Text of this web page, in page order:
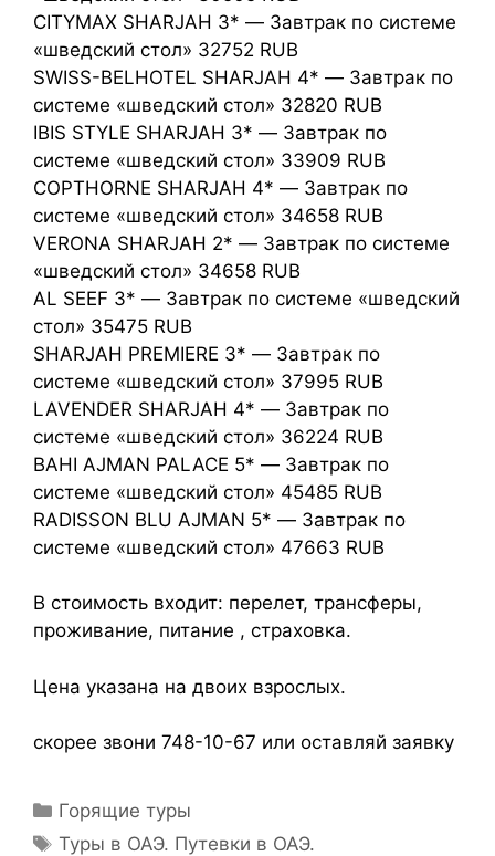
CITYMAX SHARJAH 3* — Завтрак по системе
«шведский стол» 32752 RUB
SWISS-BELHOTEL SHARJAH 4* — Завтрак по
системе «шведский стол» 32820 RUB
IBIS STYLE SHARJAH 3* — Завтрак по
системе «шведский стол» 33909 RUB
COPTHORNE SHARJAH 4* — Завтрак по
системе «шведский стол» 34658 RUB
VERONA SHARJAH 2* — Завтрак по системе
«шведский стол» 34658 RUB
AL SEEF 3* — Завтрак по системе «шведский
стол» 35475 RUB
SHARJAH PREMIERE 3* — Завтрак по
системе «шведский стол» 37995 RUB
LAVENDER SHARJAH 4* — Завтрак по
системе «шведский стол» 36224 RUB
BAHI AJMAN PALACE 5* — Завтрак по
системе «шведский стол» 45485 RUB
RADISSON BLU AJMAN 5* — Завтрак по
системе «шведский стол» 47663 RUB
В стоимость входит: перелет, трансферы,
проживание, питание , страховка.
Цена указана на двоих взрослых.
скорее звони 748-10-67 или оставляй заявку
Горящие туры
Туры в ОАЭ. Путевки в ОАЭ.